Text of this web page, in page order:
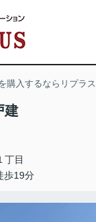
購入するならリプラス
建
丁目
歩19分